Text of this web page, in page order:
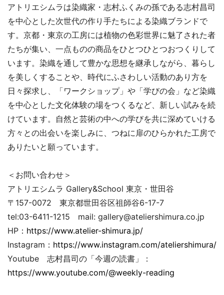
アトリエシムラは染織家・志村ふくみの孫である志村昌司
を中心とした次世代の作り手たちによる染織ブランドで
す。京都・東京の工房には植物の色彩世界に魅了された者
たちが集い、一点ものの商品をひとつひとつおつくりして
います。染織を通して豊かな思想を継承しながら、暮らし
を美しくすることや、時代にふさわしい活動のあり方を
日々探求し、「ワークショップ」や「学びの会」など染織
を中心とした文化体験の場をつくるなど、新しい試みを続
けています。自然と芸術の中への学びを共に深めていける
方々との出会いを楽しみに、つねに扉のひらかれた工房で
ありたいと願っています。
＜お問い合わせ＞
アトリエシムラ Gallery&School 東京・世田谷
〒157-0072 東京都世田谷区祖師谷6-17-7
tel:03-6411-1215 mail: gallery@ateliershimura.co.jp
HP： https://www.atelier-shimura.jp/
Instagram： https://www.instagram.com/ateliershimura/
Youtube 志村昌司の「今週の読書」：
https://www.youtube.com/@weekly-reading